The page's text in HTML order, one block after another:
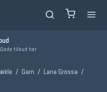
tilbud her
/ Garn / Lana Grossa /